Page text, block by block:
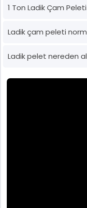
1 Ton Ladik Çam
Ladik çam peleti
Ladik pelet nereden